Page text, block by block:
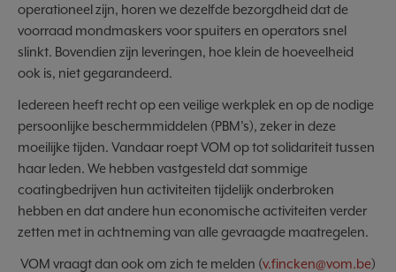
operationeel zijn, horen we dezelfde bezorgdheid dat de
voorraad mondmaskers voor spuiters en operators snel
slinkt. Bovendien zijn leveringen, hoe klein de hoeveelheid
ook is, niet gegarandeerd.
Iedereen heeft recht op een veilige werkplek en op de nodige
persoonlijke beschermmiddelen (PBM’s), zeker in deze
moeilijke tijden. Vandaar roept VOM op tot solidariteit tussen
haar leden. We hebben vastgesteld dat sommige
coatingbedrijven hun activiteiten tijdelijk onderbroken
hebben en dat andere hun economische activiteiten verder
zetten met in achtneming van alle gevraagde maatregelen.
VOM vraagt dan ook om zich te melden (v.fincken@vom.be)